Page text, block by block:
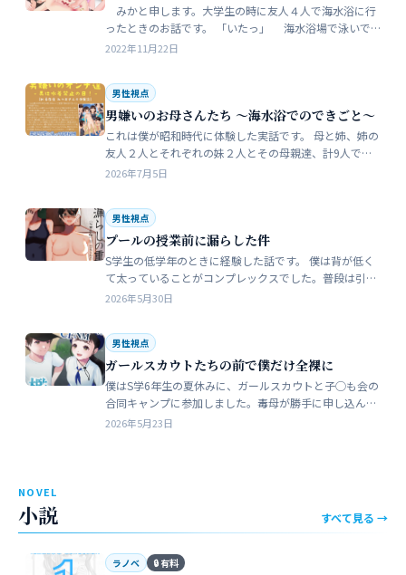
みかと申します。大学生の時に友人４人で海水浴に行
ったときのお話です。 「いたっ」 海水浴場で泳いで
いたら、友人のしいなが空瓶で足を切っちゃったんで
2022年11月22日
男性視点
男嫌いのお母さんたち 〜海水浴でのできごと〜
これは僕が昭和時代に体験した実話です。 母と姉、姉の
友人２人とそれぞれの妹２人とその母親達、計9人で海
水浴に行きました。当時、僕はS学５年生で姉の美香はC
2026年7月5日
男性視点
プールの授業前に漏らした件
S学生の低学年のときに経験した話です。 僕は背が低く
て太っていることがコンプレックスでした。普段は引っ
込み思案で大人しい性格をしています。 ただ何でもよく
2026年5月30日
男性視点
ガールスカウトたちの前で僕だけ全裸に
僕はS学6年生の夏休みに、ガールスカウトと子◯も会の
合同キャンプに参加しました。毒母が勝手に申し込んだ
強制的なイベントでした。まったく乗り気がしません。
2026年5月23日
NOVEL
小説 すべて見る →
ラノベ 🔒 有料